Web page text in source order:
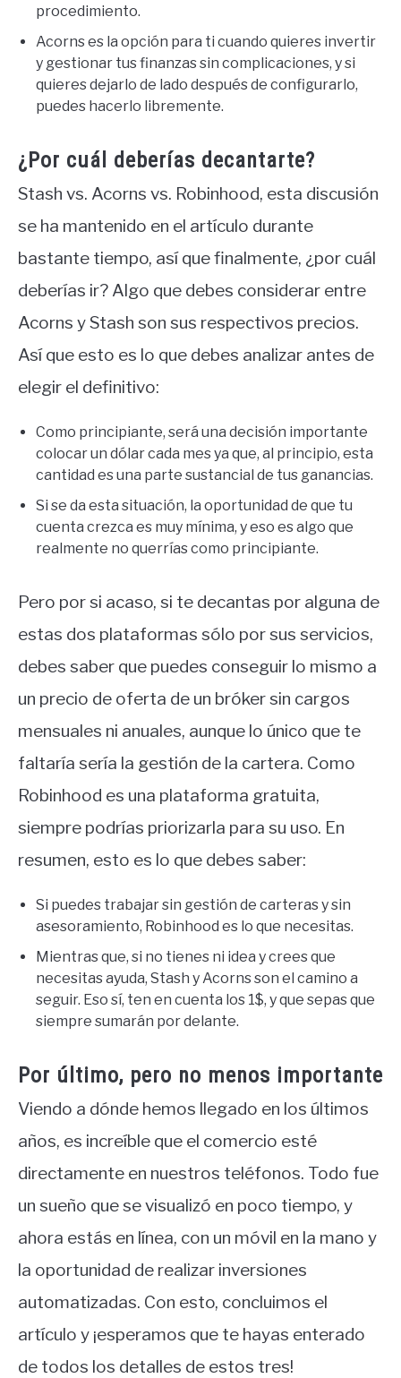
procedimiento.
Acorns es la opción para ti cuando quieres invertir
y gestionar tus finanzas sin complicaciones, y si
quieres dejarlo de lado después de configurarlo,
puedes hacerlo libremente.
¿Por cuál deberías decantarte?
Stash vs. Acorns vs. Robinhood, esta discusión
se ha mantenido en el artículo durante
bastante tiempo, así que finalmente, ¿por cuál
deberías ir? Algo que debes considerar entre
Acorns y Stash son sus respectivos precios.
Así que esto es lo que debes analizar antes de
elegir el definitivo:
Como principiante, será una decisión importante
colocar un dólar cada mes ya que, al principio, esta
cantidad es una parte sustancial de tus ganancias.
Si se da esta situación, la oportunidad de que tu
cuenta crezca es muy mínima, y eso es algo que
realmente no querrías como principiante.
Pero por si acaso, si te decantas por alguna de
estas dos plataformas sólo por sus servicios,
debes saber que puedes conseguir lo mismo a
un precio de oferta de un bróker sin cargos
mensuales ni anuales, aunque lo único que te
faltaría sería la gestión de la cartera. Como
Robinhood es una plataforma gratuita,
siempre podrías priorizarla para su uso. En
resumen, esto es lo que debes saber:
Si puedes trabajar sin gestión de carteras y sin
asesoramiento, Robinhood es lo que necesitas.
Mientras que, si no tienes ni idea y crees que
necesitas ayuda, Stash y Acorns son el camino a
seguir. Eso sí, ten en cuenta los 1$, y que sepas que
siempre sumarán por delante.
Por último, pero no menos importante
Viendo a dónde hemos llegado en los últimos
años, es increíble que el comercio esté
directamente en nuestros teléfonos. Todo fue
un sueño que se visualizó en poco tiempo, y
ahora estás en línea, con un móvil en la mano y
la oportunidad de realizar inversiones
automatizadas. Con esto, concluimos el
artículo y ¡esperamos que te hayas enterado
de todos los detalles de estos tres!